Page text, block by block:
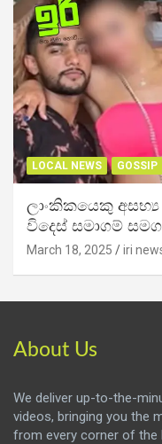
LOCAL NEWS GOSSIP
ලාංකිකයෙකු අසභ්‍ය
විදෙස් සමාගම්
March 18, 2025 iri
About Us
We deliver up-to-the-
videos, bringing you the
from every corner of the